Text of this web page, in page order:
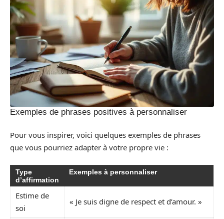
Exemples de phrases positives à personnaliser
Pour vous inspirer, voici quelques exemples de phrases
que vous pourriez adapter à votre propre vie :
Type
d’affirmation
Exemples à personnaliser
Estime de
soi
« Je suis digne de respect et d’amour. »